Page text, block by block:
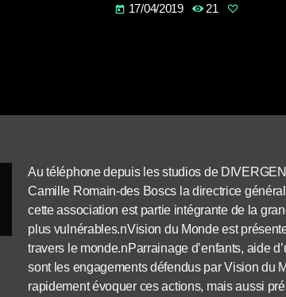
today 17/04/2019 21
Au téléphone depuis les studios de
Camille Romain-des Boscs la directrice
cette association est partie intégrante de la
plus vulnérables.nVision du Monde est
travers le monde.nParrainage d’enfants, aide
sont les engagements défendus par Vision du
rapidement évoquer ces actions, mais aussi